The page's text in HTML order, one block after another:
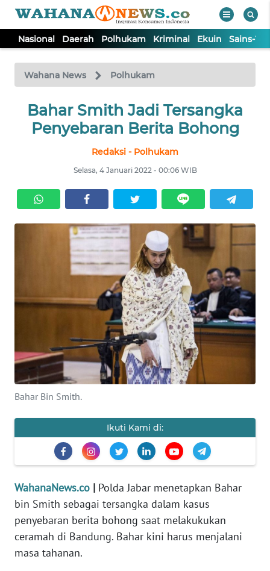
Nasional Daerah Polhukam Kriminal Ekuin Sains-
Wahana News Polhukam
Bahar Smith Jadi Tersangka
Penyebaran Berita Bohong
Redaksi - Polhukam
Selasa, 4 Januari 2022 - 00:06 WIB
Bahar Bin Smith.
Ikuti Kami di:
WahanaNews.co | Polda Jabar menetapkan Bahar
bin Smith sebagai tersangka dalam kasus
penyebaran berita bohong saat melakukukan
ceramah di Bandung. Bahar kini harus menjalani
masa tahanan.
TV
Tutup
NASIONAL
KRIMINAL
SAINS-TEKNO
KESEHATAN
INTERNASIONAL
SERBA-SERBI
OLAHRAGA
Informasi